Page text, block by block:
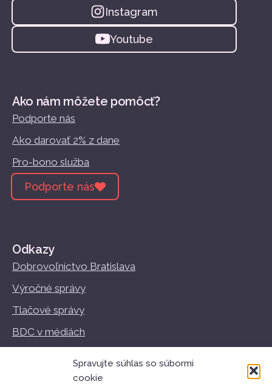
Spravujte súhlas so súbormi
cookie
Instagram
Youtube
Ako nám môžete pomôcť?
Podporte nás
Ako darovať 2% z dane
Pro-bono služba
Podporte nás
Odkazy
Dobrovoľníctvo Bratislava
Výročné správy
Tlačové správy
BDC v médiách
Podmienky používania